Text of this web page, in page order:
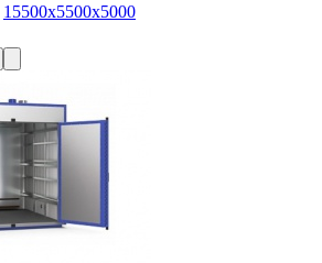
15500х5500х5000